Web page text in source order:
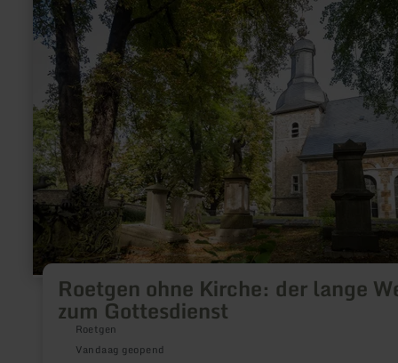
Roetgen ohne Kirche: der lange
zum Gottesdienst
Roetgen
Vandaag geopend
over:
Roetgen
ohne
Kirche:
der
lange
Weg
zum
Gottesdienst